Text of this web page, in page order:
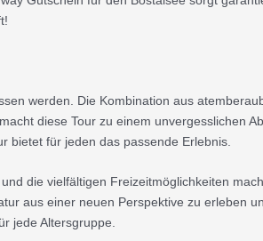
werden. Die Kombination aus
diese Tour zu einem unvergesslichen
bietet für jeden das passende Erlebnis.
die vielfältigen Freizeitmöglichkeiten
aus einer neuen Perspektive zu erleben
jede Altersgruppe.